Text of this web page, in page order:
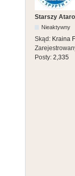
Starszy
Nieaktywny
Skąd: Kraina
Posty: 2,335